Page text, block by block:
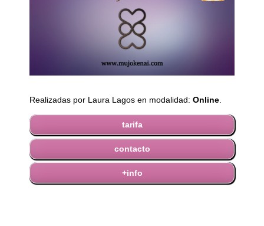
Realizadas por Laura Lagos en modalidad: Online
tarifa
contacto
+info